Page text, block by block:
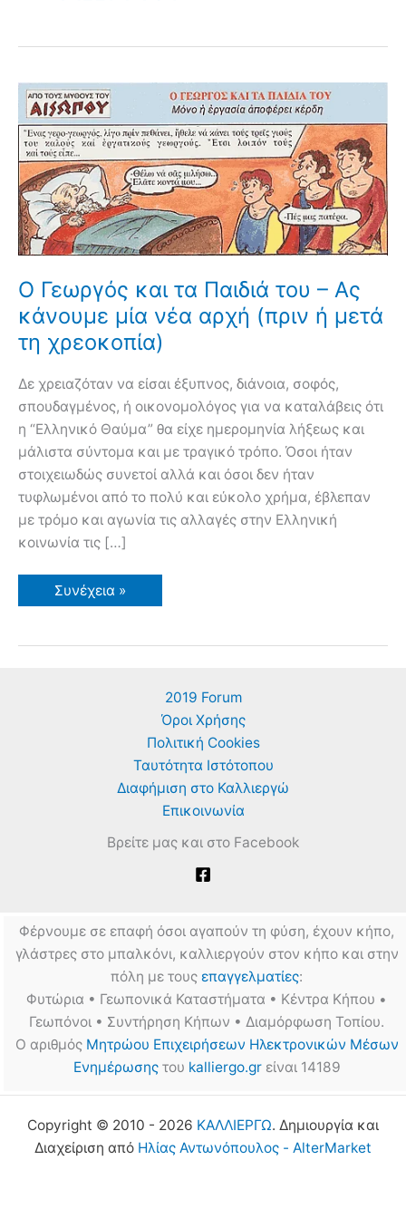
Ο Γεωργός και τα Παιδιά του – Ας
κάνουμε μία νέα αρχή (πριν ή μετά
τη χρεοκοπία)
Δε χρειαζόταν να είσαι έξυπνος, διάνοια, σοφός,
σπουδαγμένος, ή οικονομολόγος για να καταλάβεις ότι
η “Ελληνικό Θαύμα” θα είχε ημερομηνία λήξεως και
μάλιστα σύντομα και με τραγικό τρόπο. Όσοι ήταν
στοιχειωδώς συνετοί αλλά και όσοι δεν ήταν
τυφλωμένοι από το πολύ και εύκολο χρήμα, έβλεπαν
με τρόμο και αγωνία τις αλλαγές στην Ελληνική
κοινωνία τις […]
Ο
Γεωργός
Παιδιά
Συνέχεια »
2019 Forum
Όροι Χρήσης
Πολιτική Cookies
Ταυτότητα Ιστότοπου
Διαφήμιση στο Καλλιεργώ
Επικοινωνία
Βρείτε μας και στο Facebook
Φέρνουμε σε επαφή όσοι αγαπούν τη φύση, έχουν κήπο,
γλάστρες στο μπαλκόνι, καλλιεργούν στον κήπο και στην
πόλη με τους επαγγελματίες:
Φυτώρια • Γεωπονικά Καταστήματα • Κέντρα Κήπου •
Γεωπόνοι • Συντήρηση Κήπων • Διαμόρφωση Τοπίου.
Ο αριθμός Μητρώου Επιχειρήσεων Ηλεκτρονικών Μέσων
Ενημέρωσηςτου kalliergo.grείναι 14189
Copyright © 2010 - 2026 ΚΑΛΛΙΕΡΓΩ. Δημιουργία και
Διαχείριση από Ηλίας Αντωνόπουλος - AlterMarket